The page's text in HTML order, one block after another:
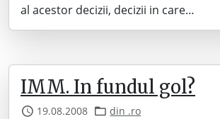
al acestor decizii, decizii in care…
IMM. In fundul gol?
19.08.2008 din .ro